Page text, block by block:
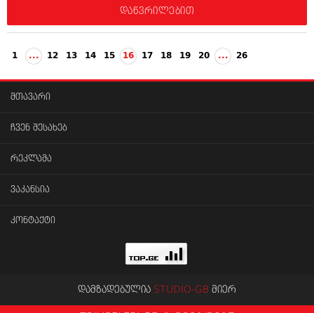
დაწვრილებით
1 ... 12 13 14 15 16 17 18 19 20 ... 26
მთავარი
ჩვენ შესახებ
რეკლამა
ვაკანსია
კონტაქტი
დამზადებულია STUDIO-GB მიერ